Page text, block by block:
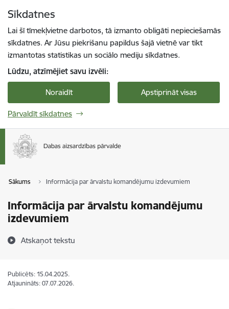
Sīkdatnes
Lai šī tīmekļvietne darbotos, tā izmanto obligāti nepieciešamās
sīkdatnes. Ar Jūsu piekrišanu papildus šajā vietnē var tikt
izmantotas statistikas un sociālo mediju sīkdatnes.
Lūdzu, atzīmējiet savu izvēli:
Noraidīt Apstiprināt visas
Pārvaldīt sīkdatnes
Sākums Informācija par ārvalstu komandējumu izdevumiem
Informācija par ārvalstu komandējumu
izdevumiem
Atskaņot tekstu
Publicēts: 15.04.2025.
Atjaunināts: 07.07.2026.